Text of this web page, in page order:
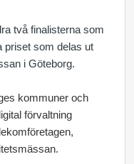
två finalisterna som
priset som delas ut
i Göteborg.
kommuner och
förvaltning